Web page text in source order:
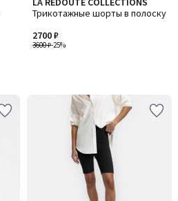
Трикотажные шорты в полоску
3600 ₽-25%
2700 ₽